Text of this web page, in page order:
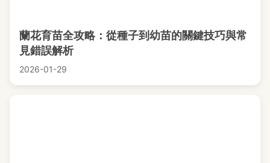
蘭花育苗全攻略：從種子到幼苗的關鍵技巧與常
見錯誤解析
2026-01-29